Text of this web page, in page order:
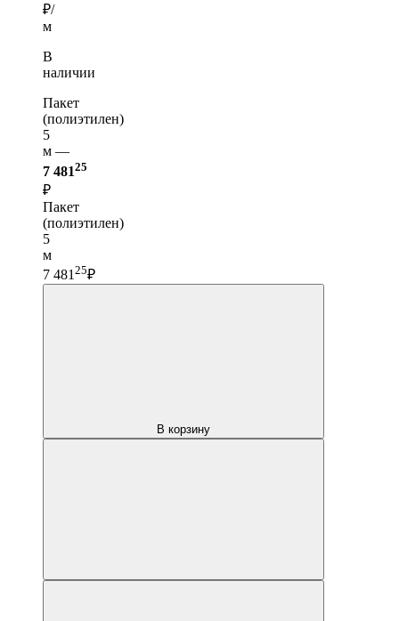
₽/
м
В
наличии
Пакет
(полиэтилен)
5
м —
7 48125
₽
Пакет
(полиэтилен)
5
м
7 481 25₽
В корзину